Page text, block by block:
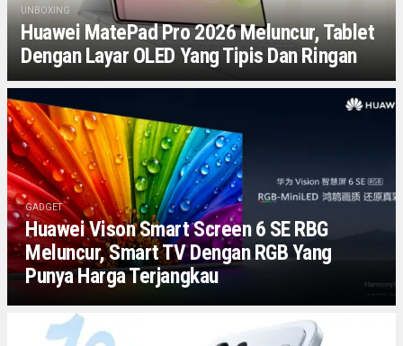
UNBOXING
Huawei MatePad Pro 2026 Meluncur, Tablet
Dengan Layar OLED Yang Tipis Dan Ringan
GADGET
Huawei Vison Smart Screen 6 SE RBG
Meluncur, Smart TV Dengan RGB Yang
Punya Harga Terjangkau